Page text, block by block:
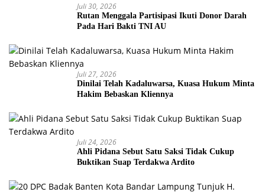
Juli 30, 2026
Rutan Menggala Partisipasi Ikuti Donor Darah
Pada Hari Bakti TNI AU
Juli 27, 2026
Dinilai Telah Kadaluwarsa, Kuasa Hukum Minta
Hakim Bebaskan Kliennya
Juli 24, 2026
Ahli Pidana Sebut Satu Saksi Tidak Cukup
Buktikan Suap Terdakwa Ardito